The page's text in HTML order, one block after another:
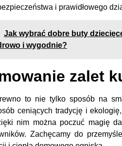
i prawidłowego
Jak wybrać dobre buty
i wygodnie?
zalet
to nie tylko sposób na
ceniących tradycję i
nim można poczuć magię
Zachęcamy do